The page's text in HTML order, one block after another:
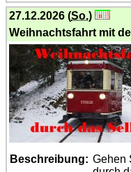
27.12.2026 (So.)
Weihnachtsfahrt mit
Beschreibung: Gehen